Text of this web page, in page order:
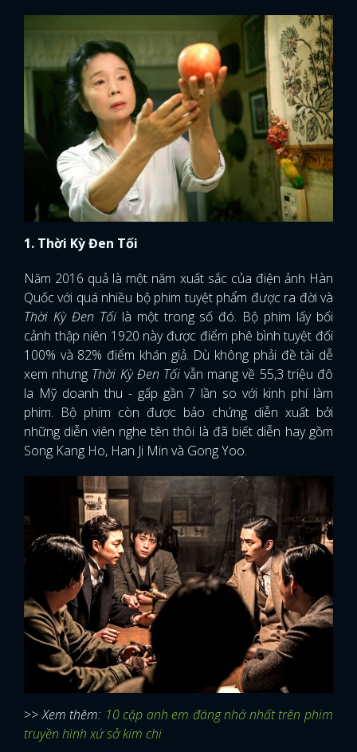
1. Thời Kỳ Đen Tối
Năm 2016 quả là một năm xuất sắc của điện ảnh Hàn
Quốc với quá nhiều bộ phim tuyệt phẩm được ra đời và
Thời Kỳ Đen Tối là một trong số đó. Bộ phim lấy bối
cảnh thập niên 1920 này được điểm phê bình tuyệt đối
100% và 82% điểm khán giả. Dù không phải đề tài dễ
xem nhưng Thời Kỳ Đen Tốivẫn mang về 55,3 triệu đô
la Mỹ doanh thu - gấp gần 7 lần so với kinh phí làm
phim. Bộ phim còn được bảo chứng diễn xuất bởi
những diễn viên nghe tên thôi là đã biết diễn hay gồm
Song Kang Ho, Han Ji Min và Gong Yoo.
>> Xem thêm: 10 cặp anh em đáng nhớ nhất trên phim
truyền hình xứ sở kim chi